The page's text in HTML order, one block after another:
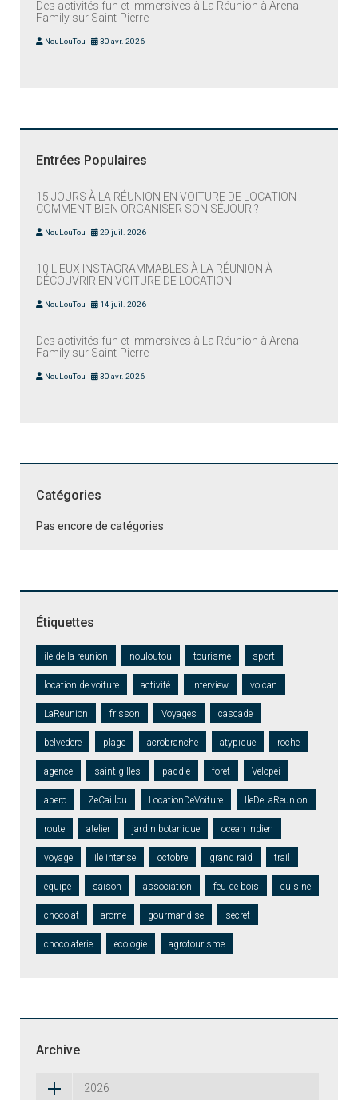
Des activités fun et immersives à La Réunion à Arena
Family sur Saint-Pierre
NouLouTou 30 avr. 2026
Entrées Populaires
15 JOURS À LA RÉUNION EN VOITURE DE LOCATION :
COMMENT BIEN ORGANISER SON SÉJOUR ?
NouLouTou 29 juil. 2026
10 LIEUX INSTAGRAMMABLES À LA RÉUNION À
DÉCOUVRIR EN VOITURE DE LOCATION
NouLouTou 14 juil. 2026
Des activités fun et immersives à La Réunion à Arena
Family sur Saint-Pierre
NouLouTou 30 avr. 2026
Catégories
Pas encore de catégories
Étiquettes
ile de la reunion nouloutou tourisme sport
location de voiture activité interview volcan
LaReunion frisson Voyages cascade
belvedere plage acrobranche atypique roche
agence saint-gilles paddle foret Velopei
apero ZeCaillou LocationDeVoiture IleDeLaReunion
route atelier jardin botanique ocean indien
voyage ile intense octobre grand raid trail
equipe saison association feu de bois cuisine
chocolat arome gourmandise secret
chocolaterie ecologie agrotourisme
Archive
2026